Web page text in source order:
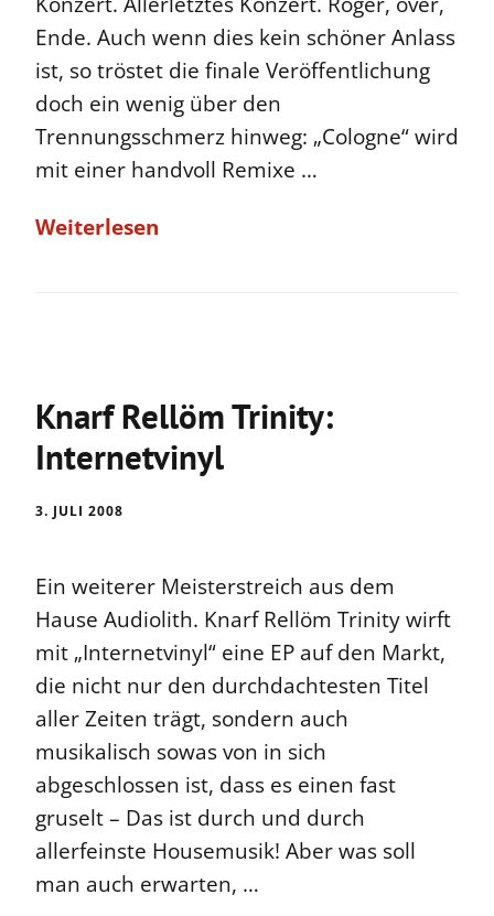
Ende. Auch wenn dies kein schöner Anlass
ist, so tröstet die finale Veröffentlichung
doch ein wenig über den
Trennungsschmerz hinweg: „Cologne“ wird
mit einer handvoll Remixe …
Weiterlesen
Knarf Rellöm Trinity:
Internetvinyl
3. JULI 2008
Ein weiterer Meisterstreich aus dem
Hause Audiolith. Knarf Rellöm Trinity wirft
mit „Internetvinyl“ eine EP auf den Markt,
die nicht nur den durchdachtesten Titel
aller Zeiten trägt, sondern auch
musikalisch sowas von in sich
abgeschlossen ist, dass es einen fast
gruselt – Das ist durch und durch
allerfeinste Housemusik! Aber was soll
man auch erwarten, …